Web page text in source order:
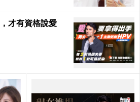
才有資格說愛